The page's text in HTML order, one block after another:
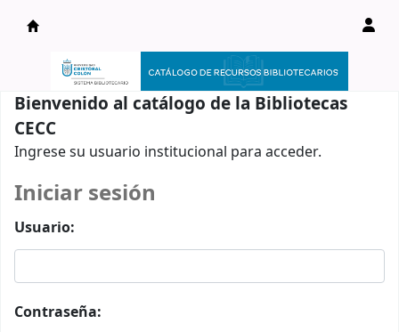
Catálogo en línea
Bienvenido al catálogo de la Bibliotecas
CECC
Ingrese su usuario institucional para acceder.
Iniciar sesión
Usuario:
Contraseña: